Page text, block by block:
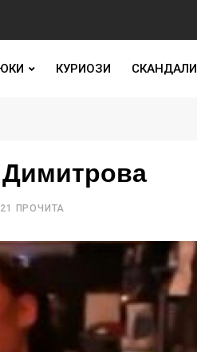
КУРИОЗИ СКАНДАЛИ
ПРОЧИТА